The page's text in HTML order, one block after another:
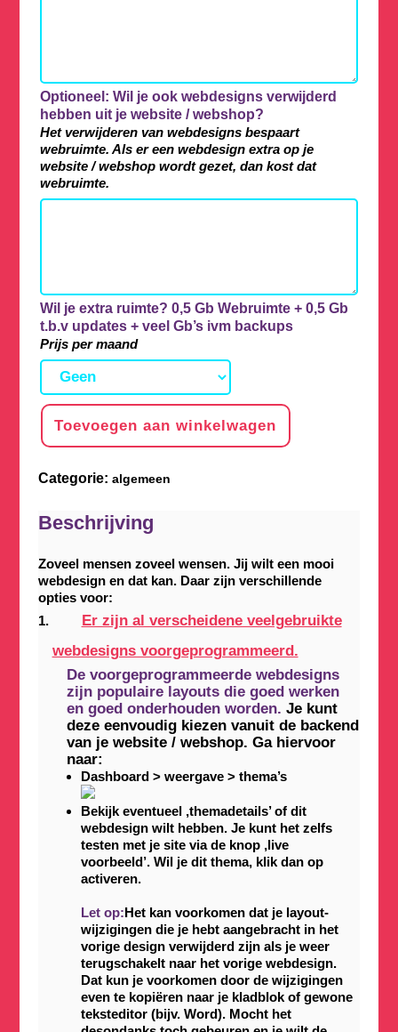
Optioneel: Wil je ook webdesigns verwijderd
hebben uit je website / webshop?
Het verwijderen van webdesigns bespaart
webruimte. Als er een webdesign extra op je
website / webshop wordt gezet, dan kost dat
webruimte.
Wil je extra ruimte? 0,5 Gb Webruimte + 0,5 Gb
t.b.v updates + veel Gb’s ivm backups
Prijs per maand
Toevoegen aan winkelwagen
Categorie: algemeen
Beschrijving
Zoveel mensen zoveel wensen. Jij wilt een mooi
webdesign en dat kan. Daar zijn verschillende
opties voor:
Er zijn al verscheidene veelgebruikte
webdesigns voorgeprogrammeerd.
De voorgeprogrammeerde webdesigns
zijn populaire layouts die goed werken
en goed onderhouden worden. Je kunt
deze eenvoudig kiezen vanuit de backend
van je website / webshop. Ga hiervoor
naar:
Dashboard > weergave > thema’s
Bekijk eventueel ,themadetails’ of dit
webdesign wilt hebben. Je kunt het zelfs
testen met je site via de knop ,live
voorbeeld’. Wil je dit thema, klik dan op
activeren.
Let op:Het kan voorkomen dat je layout-
wijzigingen die je hebt aangebracht in het
vorige design verwijderd zijn als je weer
terugschakelt naar het vorige webdesign.
Dat kun je voorkomen door de wijzigingen
even te kopiëren naar je kladblok of gewone
teksteditor (bijv. Word). Mocht het